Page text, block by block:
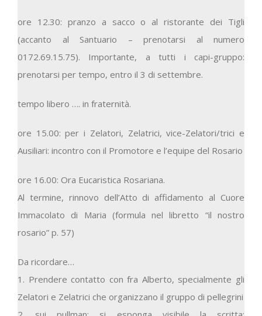
ore 12.30: pranzo a sacco o al ristorante dei Tigli
(accanto al Santuario – prenotarsi al numero
0172.69.15.75). Importante, a tutti i capi-gruppo:
prenotarsi per tempo, entro il 3 di settembre.
tempo libero …. in fraternità.
ore 15.00: per i Zelatori, Zelatrici, vice-Zelatori/trici e
Ausiliari: incontro con il Promotore e l’equipe del Rosario
ore 16.00: Ora Eucaristica Rosariana.
Al termine, rinnovo dell’Atto di affidamento al Cuore
Immacolato di Maria (formula nel libretto “il nostro
rosario” p. 57)
Da ricordare…
1. Prendere contatto con fra Alberto, specialmente gli
Zelatori e Zelatrici che organizzano il gruppo di pellegrini